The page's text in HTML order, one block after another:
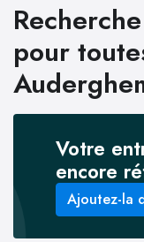
pour
Votre
encore
Ajoutez-la